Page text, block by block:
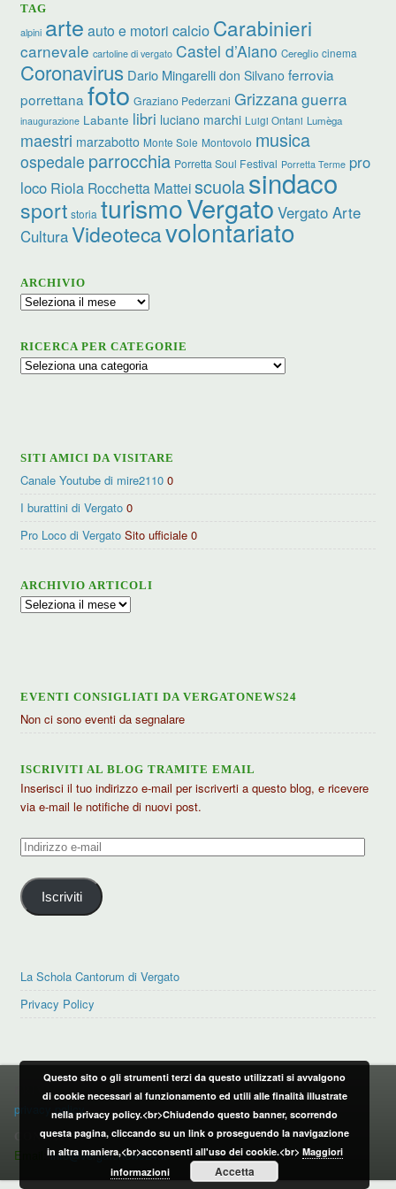
TAG
alpini arte auto e motori calcio Carabinieri
carnevale cartoline di vergato Castel d’Aiano Cereglio cinema
Coronavirus Dario Mingarelli don Silvano ferrovia
porrettana foto Graziano Pederzani Grizzanaguerra
inaugurazione Labante libri luciano marchi Luigi Ontani Lumèga
maestri marzabotto Monte Sole Montovolo musica
ospedale parrocchia Porretta Soul Festival Porretta Terme pro
loco Riola Rocchetta Matteiscuolasindaco
sport storia turismoVergato Vergato Arte
CulturaVideotecavolontariato
ARCHIVIO
Archivio
RICERCA PER CATEGORIE
Ricerca
SITI AMICI DA VISITARE
Canale Youtube di mire2110 0
I burattini di Vergato 0
Pro Loco di Vergato Sito ufficiale 0
ARCHIVIO ARTICOLI
Archivio
EVENTI CONSIGLIATI DA VERGATONEWS24
Non ci sono eventi da segnalare
ISCRIVITI AL BLOG TRAMITE EMAIL
Inserisci il tuo indirizzo e-mail per iscriverti a questo blog, e ricevere
via e-mail le notifiche di nuovi post.
Indirizzo
mail
Iscriviti
La Schola Cantorum di Vergato
Privacy Policy
PRIVACY POLICY
privacy policy
CONTATTI:
Email:info@vergatonews24.it
Questo sito o gli strumenti terzi da questo utilizzati si avvalgono
di cookie necessari al funzionamento ed utili alle finalità illustrate
nella privacy policy.<br>Chiudendo questo banner, scorrendo
questa pagina, cliccando su un link o proseguendo la navigazione
in altra maniera,<br>acconsenti all'uso dei cookie.<br> Maggiori
informazioni
Accetta